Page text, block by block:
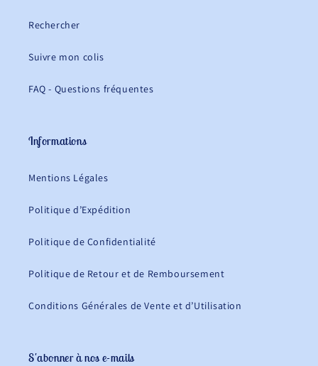
Rechercher
Suivre mon colis
FAQ - Questions fréquentes
Informations
Mentions Légales
Politique d’Expédition
Politique de Confidentialité
Politique de Retour et de Remboursement
Conditions Générales de Vente et d’Utilisation
S'abonner à nos e-mails